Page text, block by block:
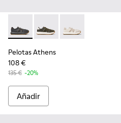
Pelotas Athens - K101070-
Pelotas Athens -
Pelotas Athens -
Pelotas Athens
108 €
135 € -20%
Añadir